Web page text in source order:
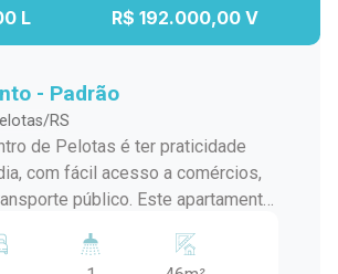
L R$ 192.000,00 V
- Padrão
RS
de Pelotas é ter praticidade
com fácil acesso a comércios,
público. Este apartamento
busca um imóvel funcional,